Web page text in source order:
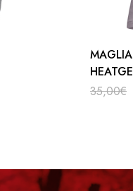
abbigliamento
UA
35,00€